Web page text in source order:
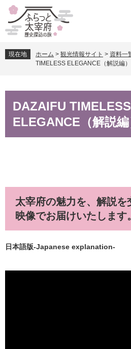
先
頭
。
を
飛
て
現在地 ホーム > 観光情報サイト > 資料一
TIMELESS ELEGANCE（解説編）
DAZAIFU TIMELESS
ELEGANCE（解説編
太宰府の魅力を、解説を
映像でお届けいたします。
日本語版-Japanese explanation-